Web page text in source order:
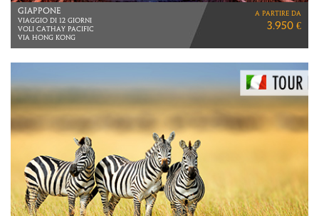
GIAPPONE E POLINESIA
VIAGGIO DI 21 GIORNI
VOLI DIRETTI ITA AIRWAYS
a partire da
5.590 €